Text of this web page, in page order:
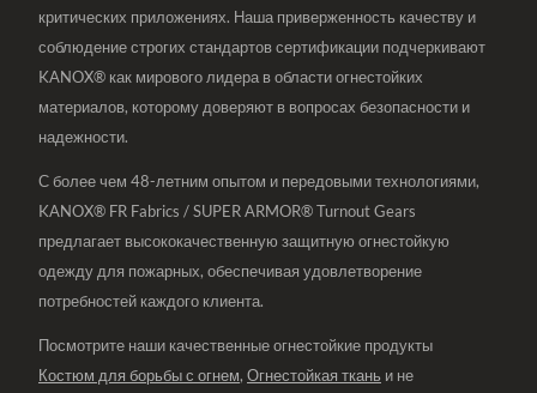
критических приложениях. Наша приверженность качеству и
соблюдение строгих стандартов сертификации подчеркивают
KANOX® как мирового лидера в области огнестойких
материалов, которому доверяют в вопросах безопасности и
надежности.
С более чем 48-летним опытом и передовыми технологиями,
KANOX® FR Fabrics / SUPER ARMOR® Turnout Gears
предлагает высококачественную защитную огнестойкую
одежду для пожарных, обеспечивая удовлетворение
потребностей каждого клиента.
Посмотрите наши качественные огнестойкие продукты
Костюм для борьбы с огнем, Огнестойкая ткань и не